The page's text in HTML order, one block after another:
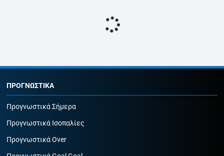
ΠΡΟΓΝΩΣΤΙΚΑ
Προγνωστικά Σήμερα
Προγνωστικά Ισοπαλίες
Προγνωστικά Over